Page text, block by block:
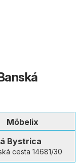
Möbelix
Bystrica
cesta 14681/30